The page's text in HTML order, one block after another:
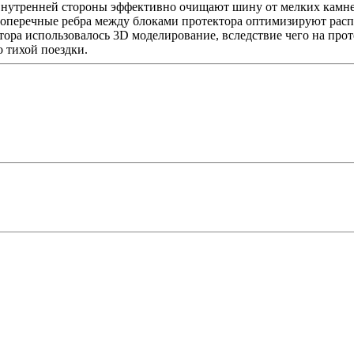
стороны эффективно очищают шину от мелких
ребра между блоками протектора оптимизируют
использовалось 3D моделирование, вследствие чего на
поездки.